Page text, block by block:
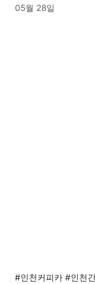
05월 28일
#인천커피카 #인천